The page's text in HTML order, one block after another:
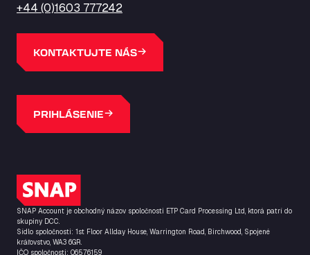
+44 (0)1603 777242
KONTAKTUJTE NÁS
PRIHLÁSENIE
Logo SNAP
SNAP Account je obchodný názov spoločnosti ETP Card Processing Ltd, ktorá patrí do
skupiny DCC.
Sídlo spoločnosti: 1st Floor Allday House, Warrington Road, Birchwood, Spojené
kráľovstvo, WA3 6GR.
IČO spoločnosti: 06576159